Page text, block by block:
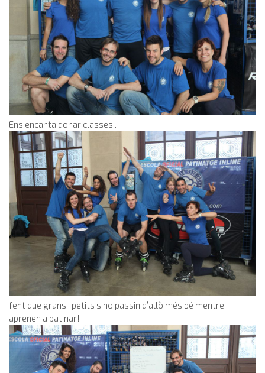
Ens encanta donar classes..
fent que grans i petits s’ho passin d’allò més bé mentre
aprenen a patinar!